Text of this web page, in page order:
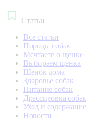
Статьи
Все статьи
Породы собак
Мечтаете о щенке
Выбираем щенка
Щенок дома
Здоровье собак
Питание собак
Дрессировка собак
Уход и содержание
Новости